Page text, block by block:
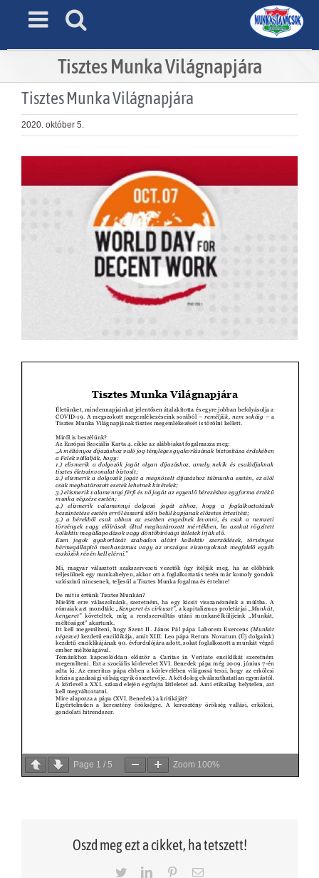
Tisztes Munka Világnapjára
Tisztes Munka Világnapjára
2020. október 5.
Image
Page 1 / 5 Zoom 100%
Oszd meg ezt a cikket, ha tetszett!
TwitterLinkedInPinterestEmail